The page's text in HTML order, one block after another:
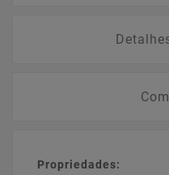
Propriedades: